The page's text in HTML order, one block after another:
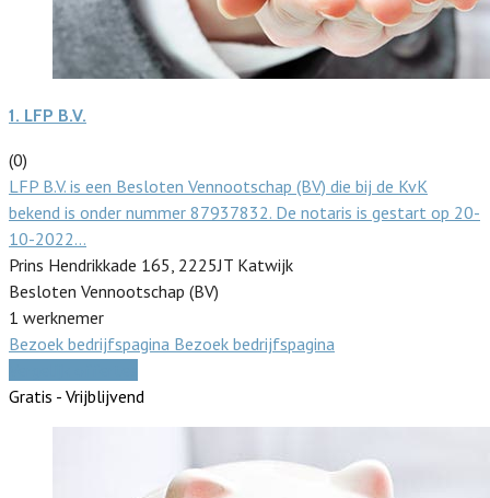
1. LFP B.V.
(0)
LFP B.V. is een Besloten Vennootschap (BV) die bij de KvK
bekend is onder nummer 87937832. De notaris is gestart op 20-
10-2022…
Prins Hendrikkade 165, 2225JT Katwijk
Besloten Vennootschap (BV)
1 werknemer
Bezoek bedrijfspagina Bezoek bedrijfspagina
Gratis - Vrijblijvend